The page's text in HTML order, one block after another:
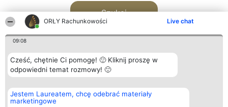
ORŁY Rachunkowości Live chat
09:08
Cześć, chętnie Ci pomogę! 🙂 Kliknij proszę w
odpowiedni temat rozmowy! 🙂
Jestem Laureatem, chcę odebrać materiały
marketingowe
Szukaj
Organizator plebiscytu
Bright Side Solutions sp. z o.
o. sp. k.
Plebiscyt
Laureaci
Kontakt
Kontakt